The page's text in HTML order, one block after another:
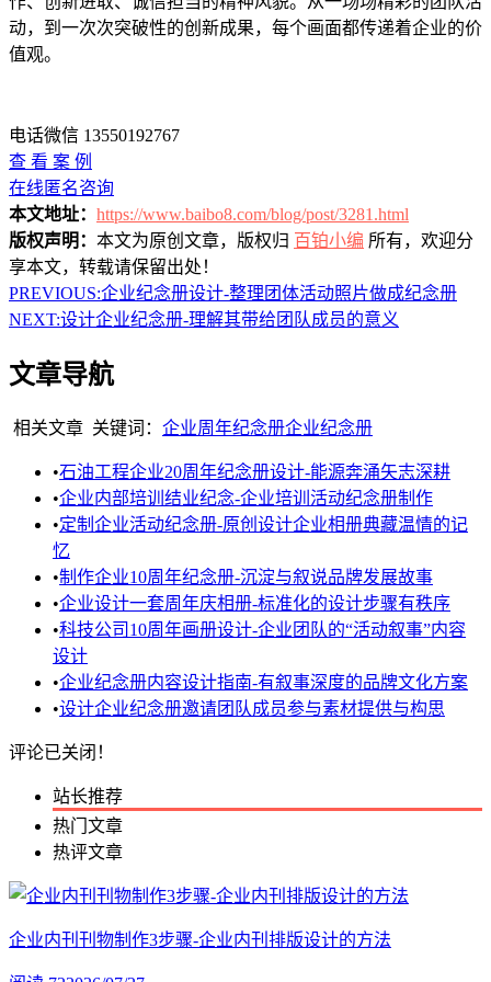
动，到一次次突破性的创新成果，每个画面都传递着企业的价
值观。
电话微信 13550192767
查 看 案 例
在线匿名咨询
本文地址： https://www.baibo8.com/blog/post/3281.html
版权声明： 本文为原创文章，版权归 百铂小编 所有，欢迎分
享本文，转载请保留出处！
PREVIOUS:企业纪念册设计-整理团体活动照片做成纪念册
NEXT:设计企业纪念册-理解其带给团队成员的意义
文章导航
相关文章 关键词： 企业周年纪念册企业纪念册
•石油工程企业20周年纪念册设计-能源奔涌矢志深耕
•企业内部培训结业纪念-企业培训活动纪念册制作
•定制企业活动纪念册-原创设计企业相册典藏温情的记
忆
•制作企业10周年纪念册-沉淀与叙说品牌发展故事
•企业设计一套周年庆相册-标准化的设计步骤有秩序
•科技公司10周年画册设计-企业团队的“活动叙事”内容
设计
•企业纪念册内容设计指南-有叙事深度的品牌文化方案
•设计企业纪念册邀请团队成员参与素材提供与构思
评论已关闭！
站长推荐
热门文章
热评文章
企业内刊刊物制作3步骤-企业内刊排版设计的方法